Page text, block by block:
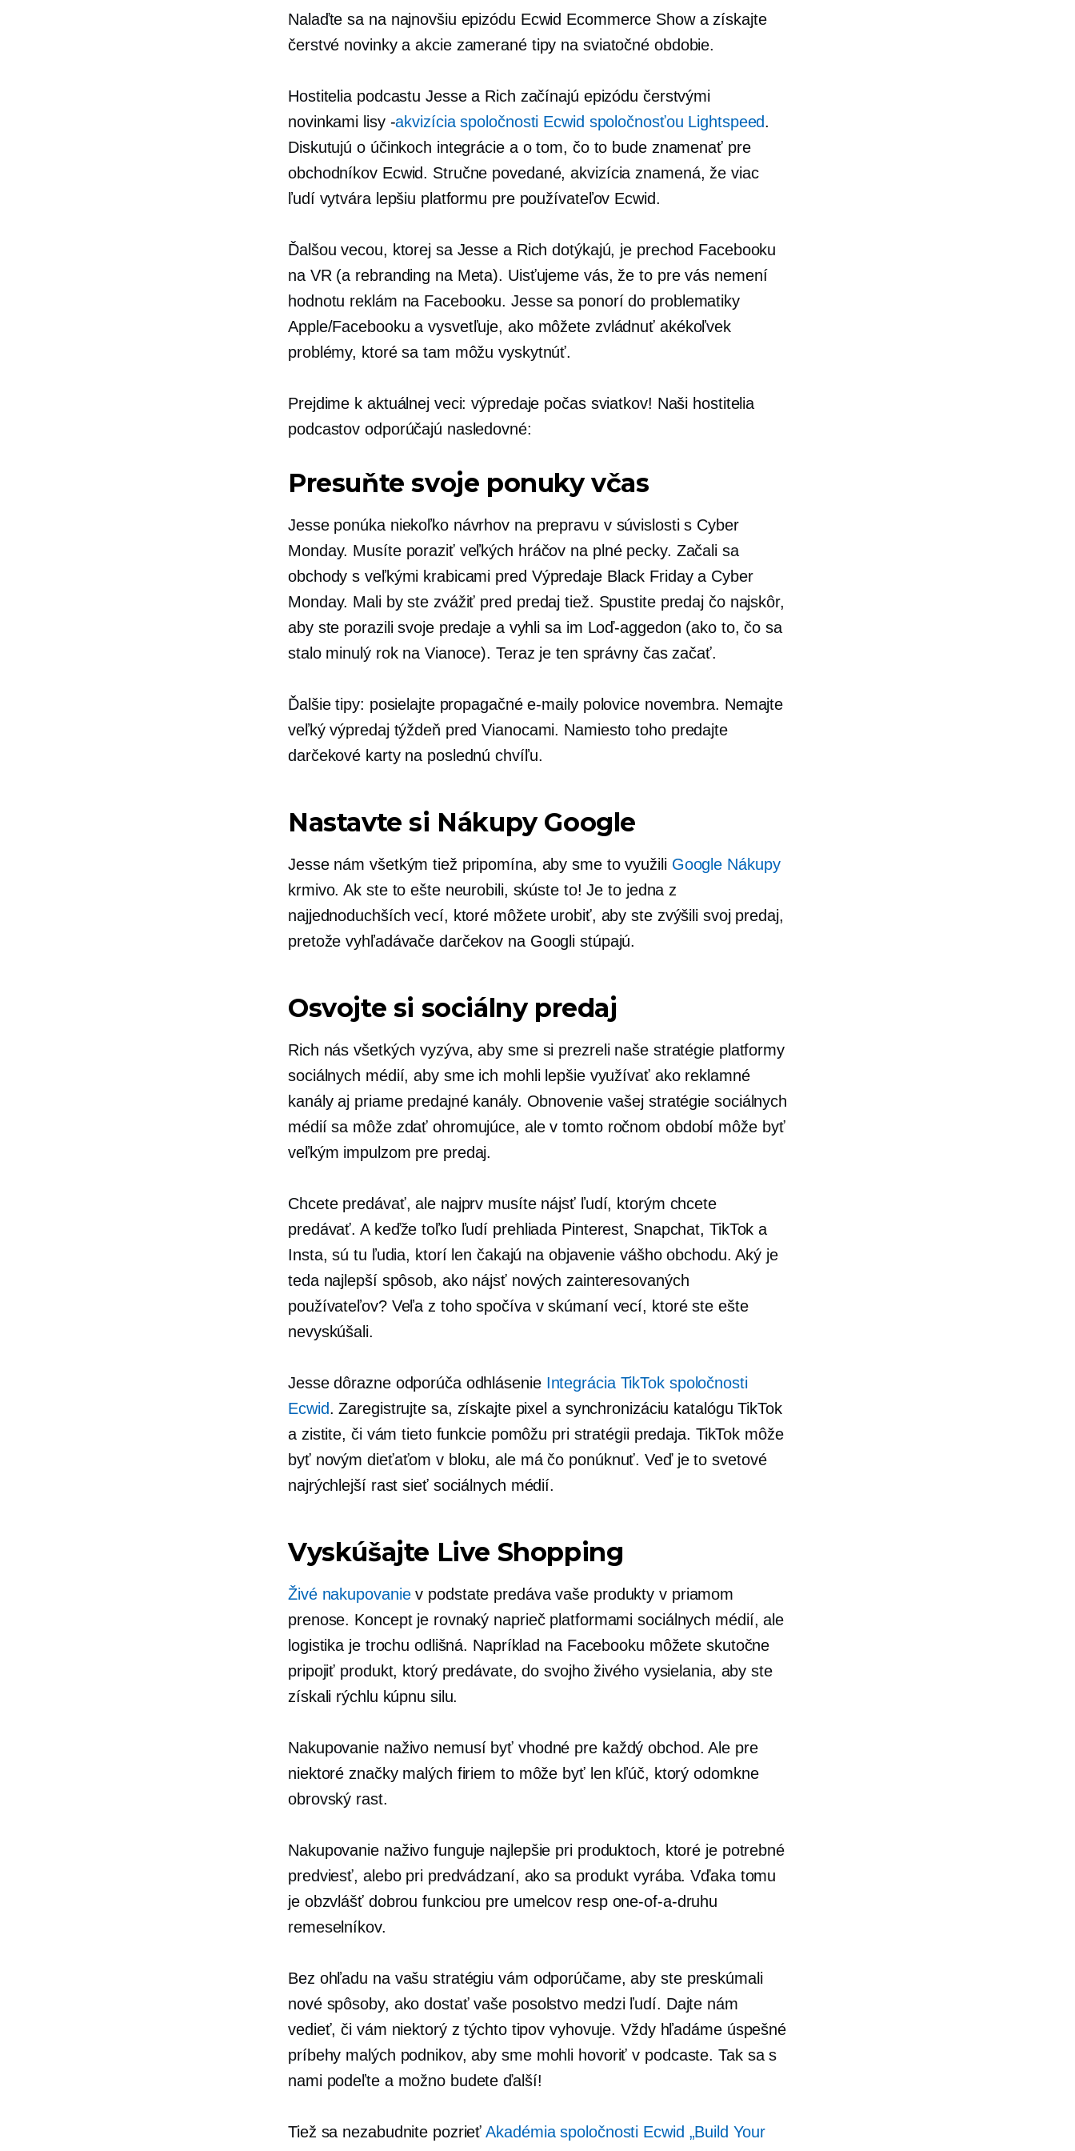
Nalaďte sa na najnovšiu epizódu Ecwid Ecommerce Show a získajte
čerstvé novinky aakcie zameranétipy na sviatočné obdobie.
Hostitelia podcastu Jesse a Rich začínajú epizódu čerstvými
novinkami lisy -akvizícia spoločnosti Ecwid spoločnosťou Lightspeed.
Diskutujú o účinkoch integrácie a o tom, čo to bude znamenať pre
obchodníkov Ecwid. Stručne povedané, akvizícia znamená, že viac
ľudí vytvára lepšiu platformu pre používateľov Ecwid.
Ďalšou vecou, ​​ktorej sa Jesse a Rich dotýkajú, je prechod Facebooku
na VR (a rebranding na Meta). Uisťujeme vás, že to pre vás nemení
hodnotu reklám na Facebooku. Jesse sa ponorí do problematiky
Apple/Facebooku a vysvetľuje, ako môžete zvládnuť akékoľvek
problémy, ktoré sa tam môžu vyskytnúť.
Prejdime k aktuálnej veci: výpredaje počas sviatkov! Naši hostitelia
podcastov odporúčajú nasledovné:
Presuňte svoje ponuky včas
Jesse ponúka niekoľko návrhov na prepravu v súvislosti s Cyber ​​
Monday. Musíte poraziť veľkých hráčov na plné pecky. Začali sa
obchody s veľkými krabicami pred Výpredaje Black Friday a Cyber ​​
Monday. Mali by ste zvážiť pred predaj tiež. Spustite predaj čo najskôr,
aby ste porazili svoje predaje a vyhli sa im Loď-aggedon (ako to, čo sa
stalo minulý rok na Vianoce). Teraz je ten správny čas začať.
Ďalšie tipy: posielajte propagačné e-maily polovice novembra. Nemajte
veľký výpredaj týždeň pred Vianocami. Namiesto toho predajte
darčekové karty na poslednú chvíľu.
Nastavte si Nákupy Google
Jesse nám všetkým tiež pripomína, aby sme to využili Google Nákupy
krmivo. Ak ste to ešte neurobili, skúste to! Je to jedna z
najjednoduchších vecí, ktoré môžete urobiť, aby ste zvýšili svoj predaj,
pretože vyhľadávače darčekov na Googli stúpajú.
Osvojte si sociálny predaj
Rich nás všetkých vyzýva, aby sme si prezreli naše stratégie platformy
sociálnych médií, aby sme ich mohli lepšie využívať ako reklamné
kanály aj priame predajné kanály. Obnovenie vašej stratégie sociálnych
médií sa môže zdať ohromujúce, ale v tomto ročnom období môže byť
veľkým impulzom pre predaj.
Chcete predávať, ale najprv musíte nájsť ľudí, ktorým chcete
predávať. A keďže toľko ľudí prehliada Pinterest, Snapchat, TikTok a
Insta, sú tu ľudia, ktorí len čakajú na objavenie vášho obchodu. Aký je
teda najlepší spôsob, ako nájsť nových zainteresovaných
používateľov? Veľa z toho spočíva v skúmaní vecí, ktoré ste ešte
nevyskúšali.
Jesse dôrazne odporúča odhlásenie Integrácia TikTok spoločnosti
Ecwid. Zaregistrujte sa, získajte pixel a synchronizáciu katalógu TikTok
a zistite, či vám tieto funkcie pomôžu pri stratégii predaja. TikTok môže
byť novým dieťaťom v bloku, ale má čo ponúknuť. Veď je to svetové
najrýchlejší rast sieť sociálnych médií.
Vyskúšajte Live Shopping
Živé nakupovaniev podstate predáva vaše produkty v priamom
prenose. Koncept je rovnaký naprieč platformami sociálnych médií, ale
logistika je trochu odlišná. Napríklad na Facebooku môžete skutočne
pripojiť produkt, ktorý predávate, do svojho živého vysielania, aby ste
získali rýchlu kúpnu silu.
Nakupovanie naživo nemusí byť vhodné pre každý obchod. Ale pre
niektoré značky malých firiem to môže byť len kľúč, ktorý odomkne
obrovský rast.
Nakupovanie naživo funguje najlepšie pri produktoch, ktoré je potrebné
predviesť, alebo pri predvádzaní, ako sa produkt vyrába. Vďaka tomu
je obzvlášť dobrou funkciou pre umelcov resp one-of-a-druhu
remeselníkov.
Bez ohľadu na vašu stratégiu vám odporúčame, aby ste preskúmali
nové spôsoby, ako dostať vaše posolstvo medzi ľudí. Dajte nám
vedieť, či vám niektorý z týchto tipov vyhovuje. Vždy hľadáme úspešné
príbehy malých podnikov, aby sme mohli hovoriť v podcaste. Tak sa s
nami podeľte a možno budete ďalší!
Tiež sa nezabudnite pozrieťAkadémia spoločnosti Ecwid „Build Your